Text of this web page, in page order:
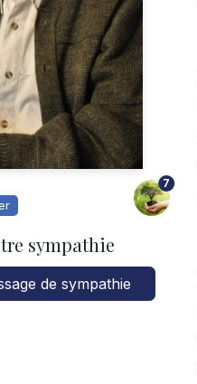
7
sympathie
de sympathie